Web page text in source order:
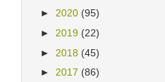
► 2020 (95)
► 2019 (22)
► 2018 (45)
► 2017 (86)